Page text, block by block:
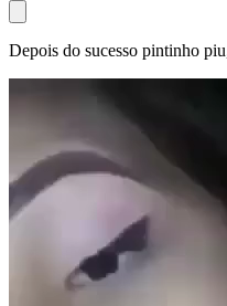
Depois do sucesso pintinho